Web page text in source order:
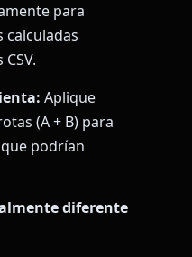
para
calculadas
Aplique
(A + B) para
podrían
diferente